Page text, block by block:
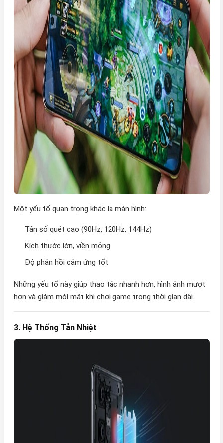
Một yếu tố quan trọng khác là màn hình:
Tần số quét cao (90Hz, 120Hz, 144Hz)
Kích thước lớn, viền mỏng
Độ phản hồi cảm ứng tốt
Những yếu tố này giúp thao tác nhanh hơn, hình ảnh mượt
hơn và giảm mỏi mắt khi chơi game trong thời gian dài.
3. Hệ Thống Tản Nhiệt